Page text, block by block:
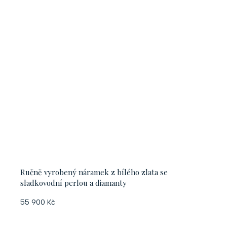
Ručně vyrobený náramek z bílého zlata se
sladkovodní perlou a diamanty
55 900 Kč